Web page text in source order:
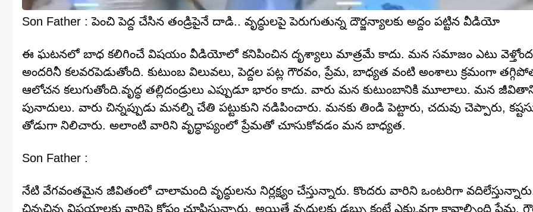
Son Father : పెంచి పెద్ద చేసిన తండ్రిపైనే దాడి.. వృద్ధులపై పెరుగుతున్న దౌర్జన్యాలకు అద్దం పట్టిన వీడియో
ఈ ఘటనలో బాధ కలిగించే విషయం వీడియోలో కనిపించిన దృశ్యాలు మాత్రమే కాదు. మన సమాజం ఎటు వెళ్తోందనే
అందరినీ కలవరపెడుతోంది. కుటుంబ విలువలు, పెద్దల పట్ల గౌరవం, ప్రేమ, బాధ్యత వంటి అంశాలు క్రమంగా
ఆలోచన కలుగుతోంది.వృద్ధ తల్లిదండ్రులు ఎప్పుడూ భారం కాదు. వారు మన కుటుంబానికి మూలాలు. మన
పునాదులు. వారు చిన్నప్పుడు మనల్ని చేతి పట్టుకుని నడిపించారు. మనకు తిండి పెట్టారు, చదువు చెప్పారు,
తోడుగా నిలిచారు. అలాంటి వారిని వృద్ధాప్యంలో ప్రేమతో చూసుకోవడం మన బాధ్యత.
Son Father :
నేటి వేగవంతమైన జీవితంలో చాలామంది వృద్ధులను నిర్లక్ష్యం చేస్తున్నారు. కొందరు వారిని ఒంటరిగా
చిన్నచిన్న విషయాలకు వారిపై కోపం చూపిస్తున్నారు. అయితే వృద్ధులకు డబ్బు కంటే ఎక్కువగా కావాల్సింది ప్రేమ,